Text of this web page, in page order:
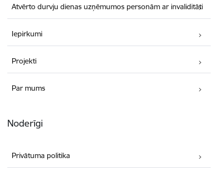
Atvērto durvju dienas uzņēmumos personām ar invaliditāti
Iepirkumi
Projekti
Par mums
Noderīgi
Privātuma politika